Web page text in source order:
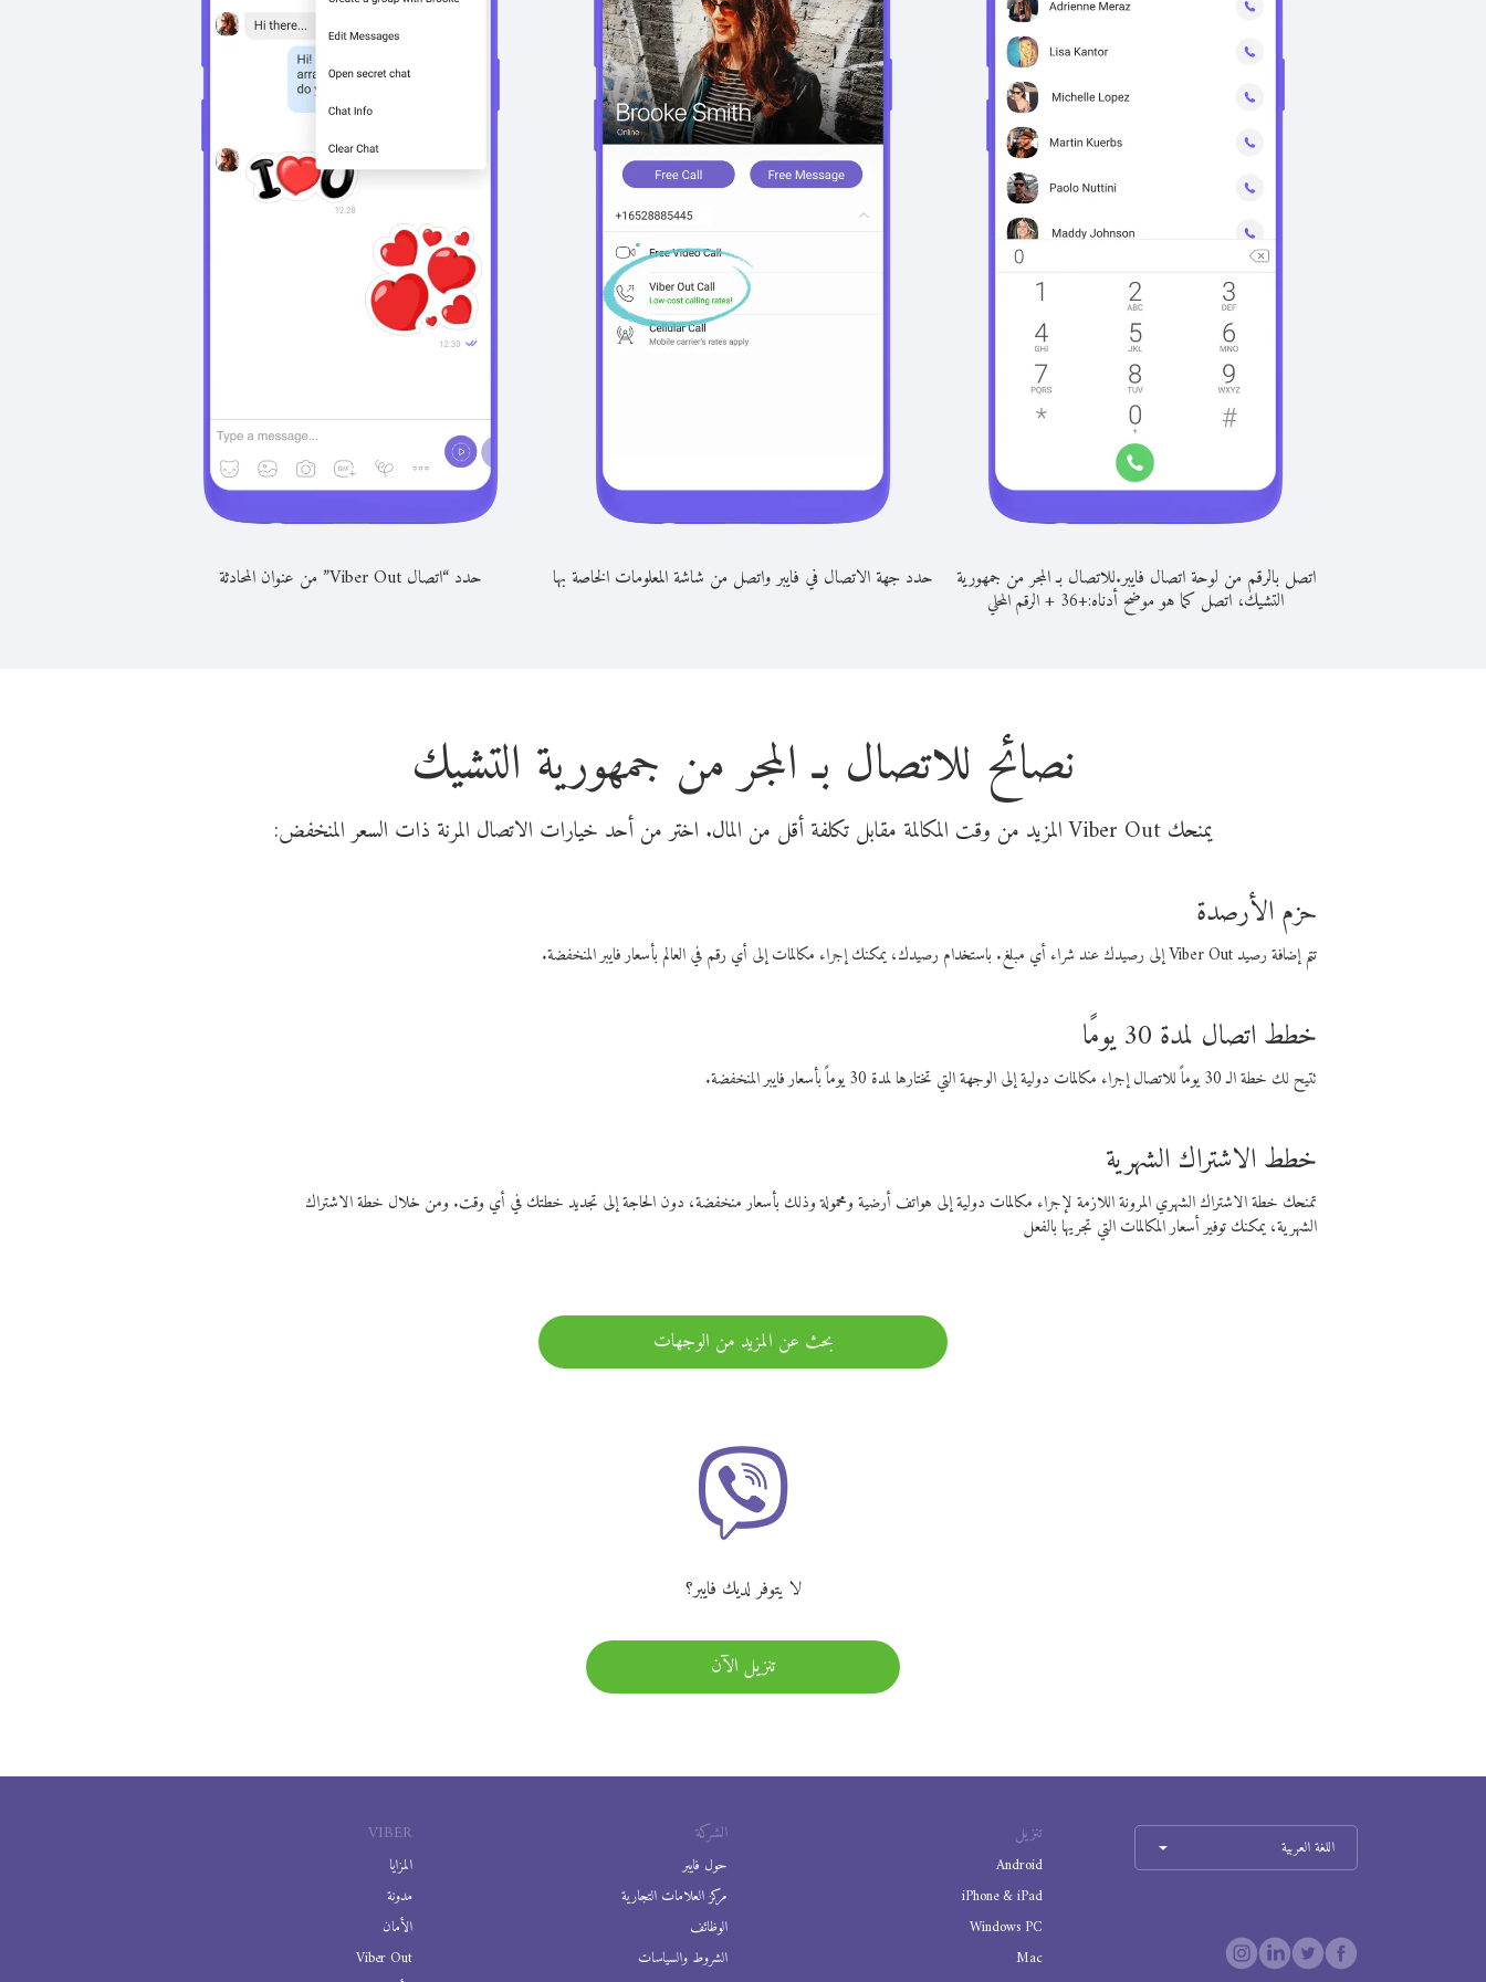
اتصل بالرقم من لوحة اتصال فايبر.للاتصال بـ المجر من جمهورية
التشيك، اتصل كما هو موضح أدناه:+
36
+الرقم المحلي
حدد جهة الاتصال في فايبر واتصل من شاشة المعلومات الخاصة بها حدد “اتصال Viber Out” من عنوان المحادثة
نصائح للاتصال بـ المجر من جمهورية التشيك
يمنحك Viber Out المزيد من وقت المكالمة مقابل تكلفة أقل من المال. اختر من أحد خيارات الاتصال المرنة ذات السعر المنخفض:
حزم الأرصدة
تتم إضافة رصيد Viber Out إلى رصيدك عند شراء أي مبلغ. باستخدام رصيدك، يمكنك إجراء مكالمات إلى أي رقم في العالم بأسعار فايبر المنخفضة.
خطط اتصال لمدة 30 يومًا
تتيح لك خطة الـ 30 يوماً للاتصال إجراء مكالمات دولية إلى الوجهة التي تختارها لمدة 30 يوماً بأسعار فايبر المنخفضة.
خطط الاشتراك الشهرية
تمنحك خطة الاشتراك الشهري المرونة اللازمة لإجراء مكالمات دولية إلى هواتف أرضية ومحمولة وذلك بأسعار منخفضة، دون الحاجة إلى تجديد خطتك في أي وقت. ومن خلال خطة الاشتراك
الشهرية، يمكنك توفير أسعار المكالمات التي تجريها بالفعل
بحث عن المزيد من الوجهات
لا يتوفر لديك فايبر؟
تنزيل الآن
VIBER
المزايا
مدونة
الأمان
Viber Out
الشركة
حول فايبر
مركز العلامات التجارية
الوظائف
الشروط والسياسات
تنزيل
Android
iPhone & iPad
Windows PC
Mac
اللغة العربية